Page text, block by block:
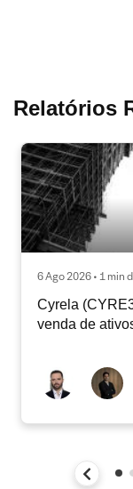
Relatórios
6 Ago 2026 • 1 min
Cyrela
venda de